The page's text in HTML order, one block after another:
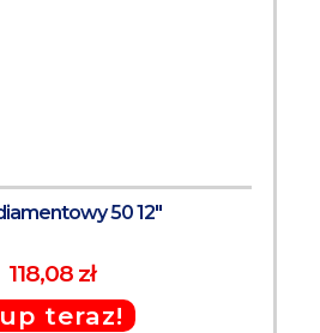
50 12"
118,08 zł
teraz!